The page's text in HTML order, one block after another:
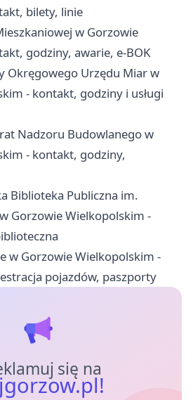
bilety, linie
w Gorzowie
godziny, awarie, e-BOK
Okręgowego Urzędu Miar w
- kontakt, godziny i usługi
Nadzoru Budowlanego w
- kontakt, godziny,
Biblioteka Publiczna im.
Gorzowie Wielkopolskim -
w Gorzowie Wielkopolskim -
pojazdów, paszporty
się na